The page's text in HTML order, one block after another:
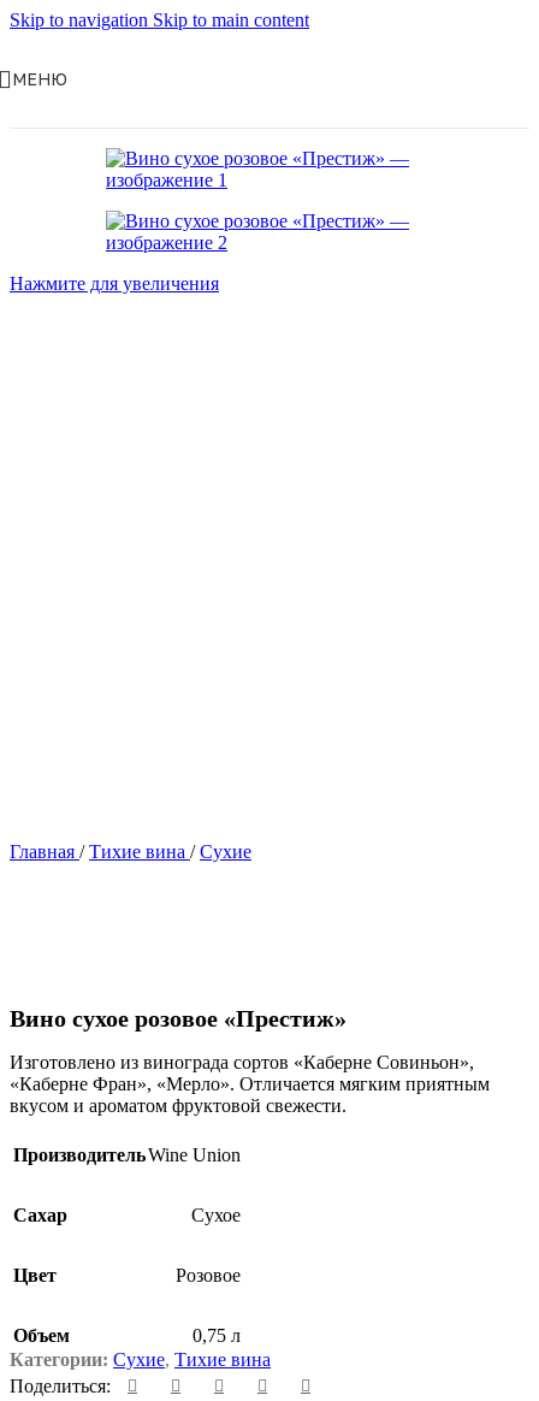
Skip to navigation Skip to main content
МЕНЮ
Нажмите для увеличения
Главная / Тихие вина / Сухие
Вино сухое розовое «Престиж»
Изготовлено из винограда сортов «Каберне Совиньон»,
«Каберне Фран», «Мерло». Отличается мягким приятным
вкусом и ароматом фруктовой свежести.
ПроизводительWine Union
Сахар Сухое
Цвет Розовое
Объем
0,75 л
Категории: Сухие, Тихие вина
Поделиться: